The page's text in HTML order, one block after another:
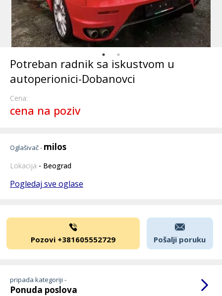
Potreban radnik sa iskustvom u
autoperionici-Dobanovci
Cena:
cena na poziv
Oglašivač - milos
Lokacija - Beograd
Pogledaj sve oglase
Pozovi +381605552729 Pošalji poruku
pripada kategoriji -
Ponuda poslova